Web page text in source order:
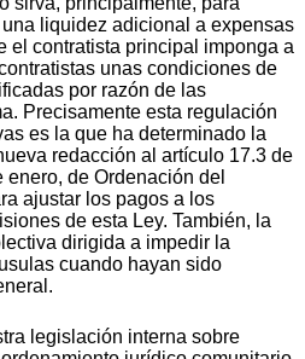
liquidez adicional a expensas
el contratista principal imponga a
unas condiciones de
por razón de las
Precisamente esta regulación
es la que ha determinado la
redacción al artículo 17.3 de
enero, de Ordenación del
ajustar los pagos a los
de esta Ley. También, la
dirigida a impedir la
cuando hayan sido
legislación interna sobre